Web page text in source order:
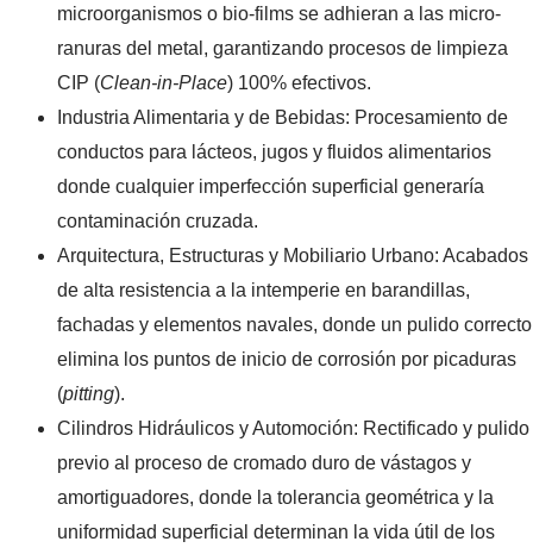
microorganismos o bio-films se adhieran a las micro-
ranuras del metal, garantizando procesos de limpieza
CIP (Clean-in-Place) 100% efectivos.
Industria Alimentaria y de Bebidas: Procesamiento de
conductos para lácteos, jugos y fluidos alimentarios
donde cualquier imperfección superficial generaría
contaminación cruzada.
Arquitectura, Estructuras y Mobiliario Urbano: Acabados
de alta resistencia a la intemperie en barandillas,
fachadas y elementos navales, donde un pulido correcto
elimina los puntos de inicio de corrosión por picaduras
(pitting).
Cilindros Hidráulicos y Automoción: Rectificado y pulido
previo al proceso de cromado duro de vástagos y
amortiguadores, donde la tolerancia geométrica y la
uniformidad superficial determinan la vida útil de los